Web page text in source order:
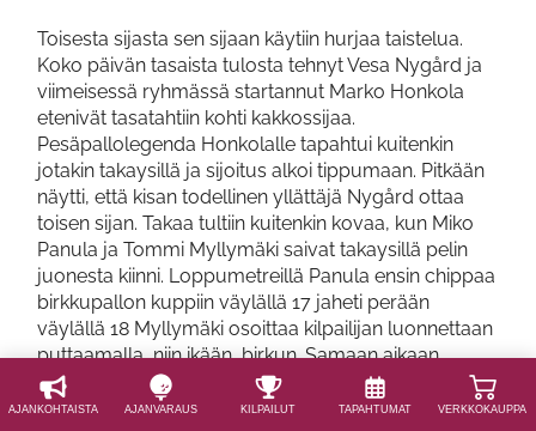
AJAN­KOHTAISTA AJAN­VARAUS KILPAILUT TAPAHTUMAT VERKKOKAUPPA
Toisesta sijasta sen sijaan käytiin hurjaa taistelua.
Koko päivän tasaista tulosta tehnyt Vesa Nygård ja
viimeisessä ryhmässä startannut Marko Honkola
etenivät tasatahtiin kohti kakkossijaa.
Pesäpallolegenda Honkolalle tapahtui kuitenkin
jotakin takaysillä ja sijoitus alkoi tippumaan. Pitkään
näytti, että kisan todellinen yllättäjä Nygård ottaa
toisen sijan. Takaa tultiin kuitenkin kovaa, kun Miko
Panula ja Tommi Myllymäki saivat takaysillä pelin
juonesta kiinni. Loppumetreillä Panula ensin chippaa
birkkupallon kuppiin väylällä 17 jaheti perään
väylällä 18 Myllymäki osoittaa kilpailijan luonnettaan
puttaamalla, niin ikään, birkun. Samaan aikaan
Nygård viimeistelee varmoja paareja.
Lopputuloksena koko kolmikko pelaa tuloksen 80.